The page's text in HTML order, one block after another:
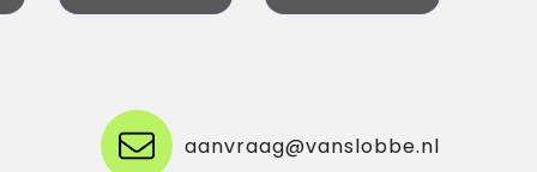
aanvraag@vanslobbe.nl